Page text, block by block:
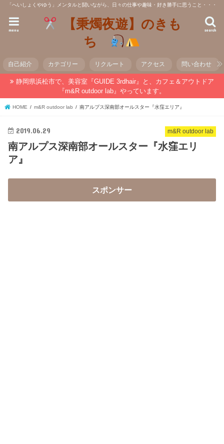
「へいしょくやゆう」メンタルと闘いながら、日々の仕事や趣味・好き勝手に思うこと・・・
【秉燭夜遊】のきも
ち
search
menu
自己紹介 カテゴリー リクルート アクセス 問い合わせ
静岡県浜松市で、美容室『GUIDE 3rdhair』と、カフェ＆アウトドア
『m&R outdoor lab』やっています。
HOME m&R outdoor lab 南アルプス深南部オールスター『水窪エリア』
m&R outdoor lab
2019.06.29
南アルプス深南部オールスター『水窪エリ
ア』
スポンサー